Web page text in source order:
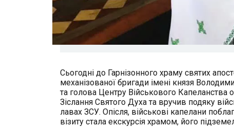
Сьогодні до Гарнізонного храму святих
механізованої бригади імені князя
та голова Центру Військового Капеланства
Зіслання Святого Духа та вручив подяку
лавах ЗСУ. Опісля, військові капелани
візиту стала екскурсія храмом, його